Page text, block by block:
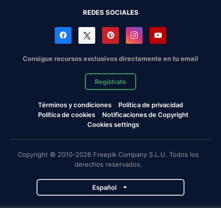
REDES SOCIALES
Consigue recursos exclusivos directamente en tu email
Regístrate
Términos y condiciones
Política de privacidad
Política de cookies
Notificaciones de Copyright
Cookies settings
Copyright © 2010-2026 Freepik Company S.L.U. Todos los
derechos reservados.
Español